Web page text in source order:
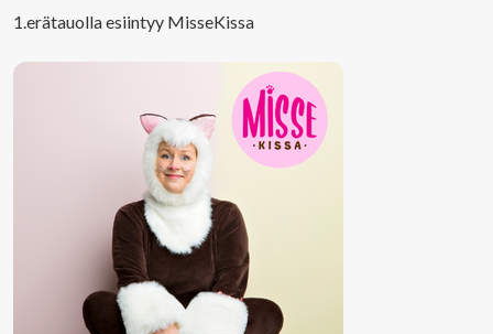
1.erätauolla esiintyy MisseKissa